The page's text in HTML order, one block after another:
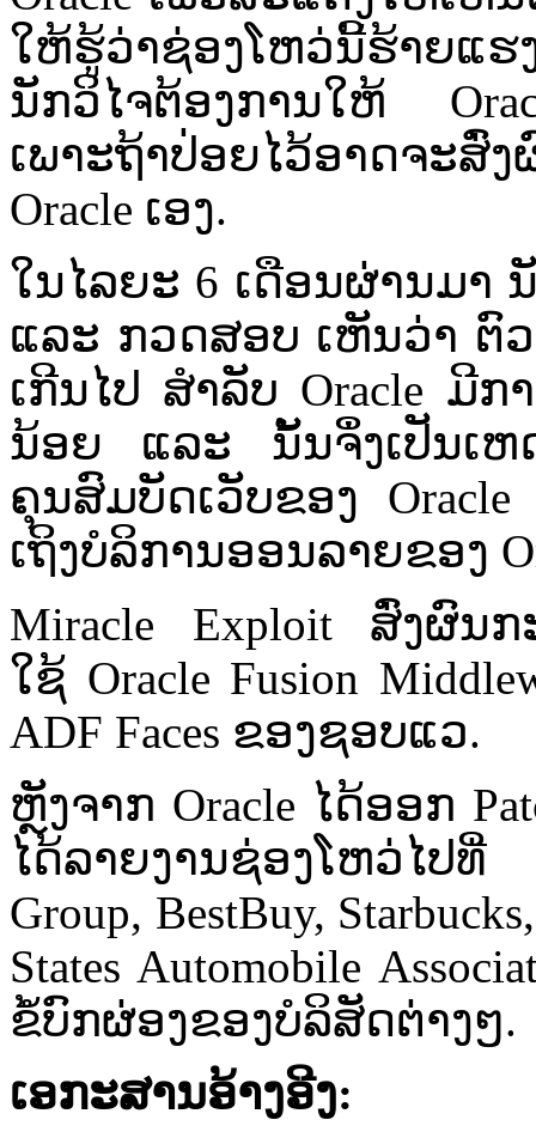
ໃຫ້​ຮູ້​ວ່າ​ຊ່ອງ​ໂຫວ່​ນີ້​ຮ້າຍແ
ນັກ​ວິໄ​ຈ​ຕ້ອງ​ການ​ໃຫ້
ເພາະ​ຖ້າ​ປ່ອຍ​ໄວ້​ອາດຈ
Oracle ເອງ.
ໃນໄລຍະ 6 ເດືອນຜ່ານມາ
ແລະ ​ກວດສອບ ເຫັນ​ວ່າ​ ຕົ
ເກີນ​ໄປ ສຳລັບ Oracle ມີກ
ນ້ອຍ ແລະ ​ນັ້ນຈຶ່ງເປັນ​ເ
ຄຸນສົມບັດ​ເວັບ​ຂອງ Oracle
ເຖິງ​ບໍລິການ​ອອນ​ລາຍຂອງ
Miracle Exploit ສົ່ງ​ຜົນ​
ໃຊ້ Oracle Fusion
ADF Faces ຂອງ​ຊອບແວ.
ຫຼັງ​ຈາກ Oracle ໄດ້​ອອກ
ໄດ້​ລາຍ​ງານ​ຊ່ອງ​ໂຫວ່​ໄ
Group, BestBuy,
States Automobile
ຂໍ້ບົກຜ່ອງຂອງ​ບໍລິສັດ​ຕ່າງ​ໆ.
ເອກະສານອ້າງອີງ: